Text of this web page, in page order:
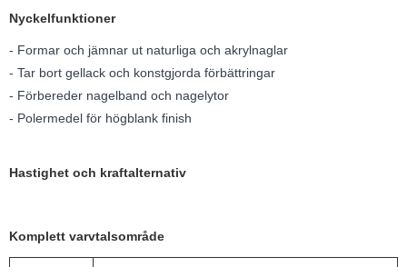
Nyckelfunktioner
- Formar och jämnar ut naturliga och akrylnaglar
- Tar bort gellack och konstgjorda förbättringar
- Förbereder nagelband och nagelytor
- Polermedel för högblank finish
Hastighet och kraftalternativ
Komplett varvtalsområde